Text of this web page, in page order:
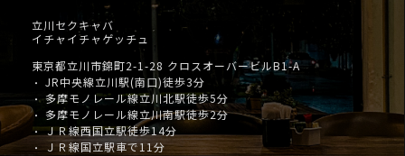
立川セクキャバ
イチャイチャゲッチュ
東京都立川市錦町2-1-28 クロスオーバービルB1-A
・ JR中央線立川駅(南口)徒歩3分
・多摩モノレール線立川北駅徒歩5分
・ 多摩モノレール線立川南駅徒歩2分
・ＪＲ線西国立駅徒歩14分
・ ＪＲ線国立駅車で11分